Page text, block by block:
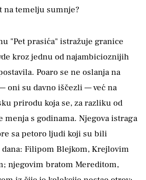
na temelju sumnje?
"Pet prasića" istražuje granice
kroz jednu od najambicioznijih
Poaro se ne oslanja na
oni su davno iščezli — već na
prirodu koja se, za razliku od
menja s godinama. Njegova istraga
sa petoro ljudi koji su bili
Filipom Blejkom, Krejlovim
njegovim bratom Mereditom,